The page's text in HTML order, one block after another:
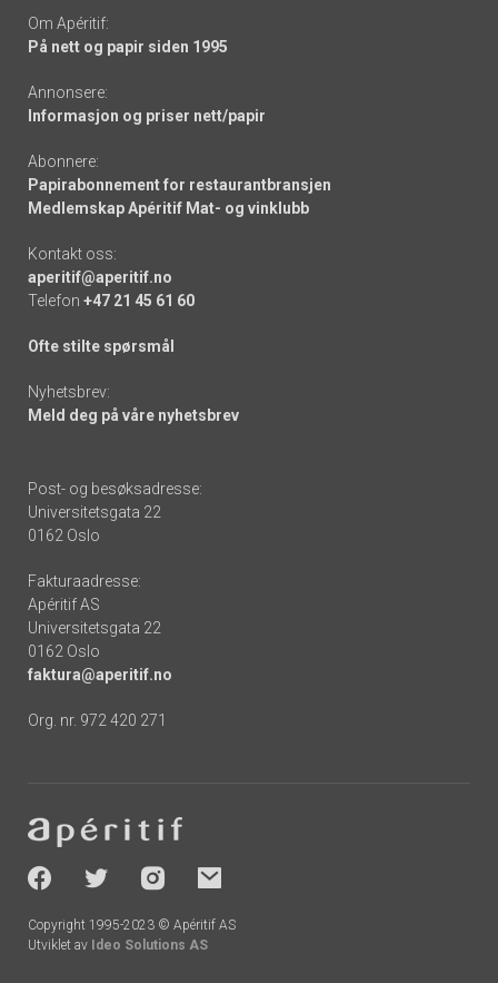
Om Apéritif:
På nett og papir siden 1995
Annonsere:
Informasjon og priser nett/papir
Abonnere:
Papirabonnement for restaurantbransjen
Medlemskap Apéritif Mat- og vinklubb
Kontakt oss:
aperitif@aperitif.no
Telefon +47 21 45 61 60
Ofte stilte spørsmål
Nyhetsbrev:
Meld deg på våre nyhetsbrev
Post- og besøksadresse:
Universitetsgata 22
0162 Oslo
Fakturaadresse:
Apéritif AS
Universitetsgata 22
0162 Oslo
faktura@aperitif.no
Org. nr. 972 420 271
-
socials
Copyright 1995-2023 © Apéritif AS
Utviklet av Ideo Solutions AS